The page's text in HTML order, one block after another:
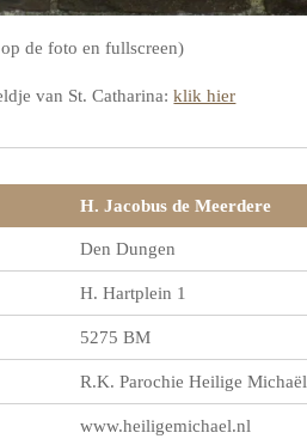
de foto en fullscreen)
van St. Catharina:klik hier
H. Jacobus de Meerdere
Den Dungen
H. Hartplein 1
5275 BM
R.K. Parochie Heilige Michaël
www.heiligemichael.nl